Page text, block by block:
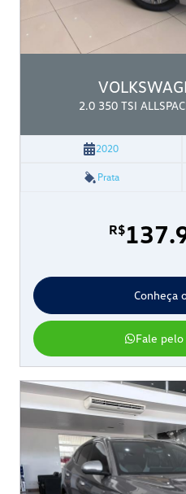
2.0 350 TSI
2020
Prata
R$
Conheça
Fale